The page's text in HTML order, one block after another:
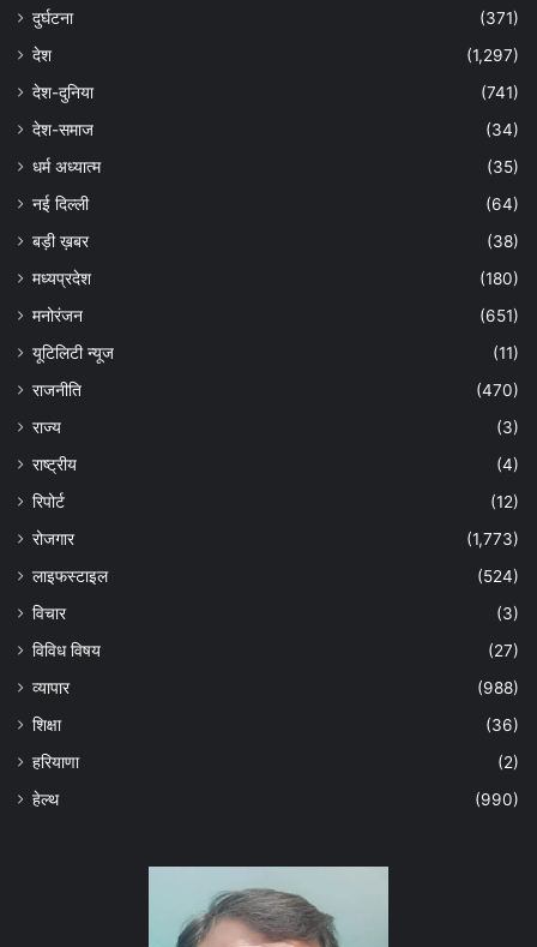
दुर्घटना
(371)
देश
(1,297)
देश-दुनिया
(741)
देश-समाज
(34)
धर्म अध्यात्म
(35)
नई दिल्ली
(64)
बड़ी ख़बर
(38)
मध्यप्रदेश
(180)
मनोरंजन
(651)
यूटिलिटी न्यूज
(11)
राजनीति
(470)
राज्य
(3)
राष्ट्रीय
(4)
रिपोर्ट
(12)
रोजगार
(1,773)
लाइफस्टाइल
(524)
विचार
(3)
विविध विषय
(27)
व्यापार
(988)
शिक्षा
(36)
हरियाणा
(2)
हेल्‍थ
(990)